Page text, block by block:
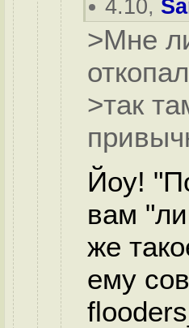
4.10,
>Мне
>так
Йоу!
вам
же
ему